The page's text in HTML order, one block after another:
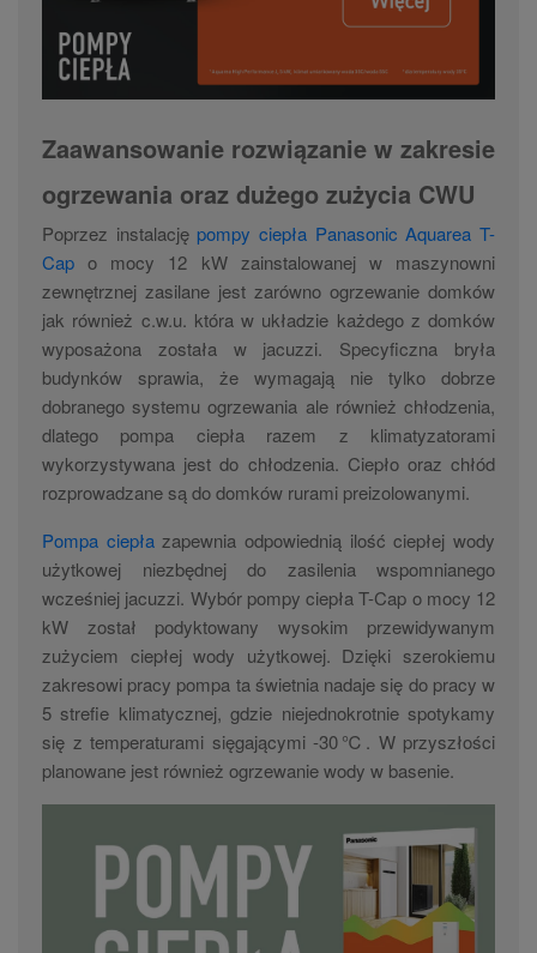
Zaawansowanie rozwiązanie w zakresie
ogrzewania oraz dużego zużycia CWU
Poprzez instalację pompy ciepła Panasonic Aquarea T-
Cap o mocy 12 kW zainstalowanej w maszynowni
zewnętrznej zasilane jest zarówno ogrzewanie domków
jak również c.w.u. która w układzie każdego z domków
wyposażona została w jacuzzi. Specyficzna bryła
budynków sprawia, że wymagają nie tylko dobrze
dobranego systemu ogrzewania ale również chłodzenia,
dlatego pompa ciepła razem z klimatyzatorami
wykorzystywana jest do chłodzenia. Ciepło oraz chłód
rozprowadzane są do domków rurami preizolowanymi.
Pompa ciepłazapewnia odpowiednią ilość ciepłej wody
użytkowej niezbędnej do zasilenia wspomnianego
wcześniej jacuzzi. Wybór pompy ciepła T-Cap o mocy 12
kW został podyktowany wysokim przewidywanym
zużyciem ciepłej wody użytkowej. Dzięki szerokiemu
zakresowi pracy pompa ta świetnia nadaje się do pracy w
5 strefie klimatycznej, gdzie niejednokrotnie spotykamy
się z temperaturami sięgającymi -30℃. W przyszłości
planowane jest również ogrzewanie wody w basenie.